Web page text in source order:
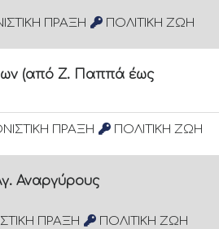
ΠΡΑΞΗ ΠΟΛΙΤΙΚΗ ΖΩΗ
(από Ζ. Παππά έως
ΠΡΑΞΗ ΠΟΛΙΤΙΚΗ ΖΩΗ
Αναργύρους
ΠΡΑΞΗ ΠΟΛΙΤΙΚΗ ΖΩΗ